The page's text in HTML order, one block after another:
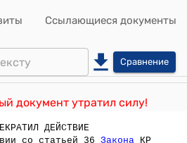
Ссылающиеся документы
Сравнение
документ утратил силу!